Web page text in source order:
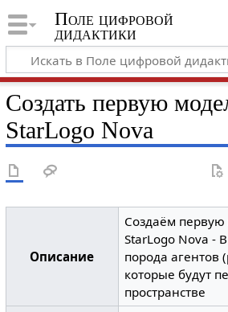
Поле цифровой
дидактики
Создать первую
StarLogo Nova
Описание
Создаём
StarLogo Nova -
порода агентов
которые будут
пространстве